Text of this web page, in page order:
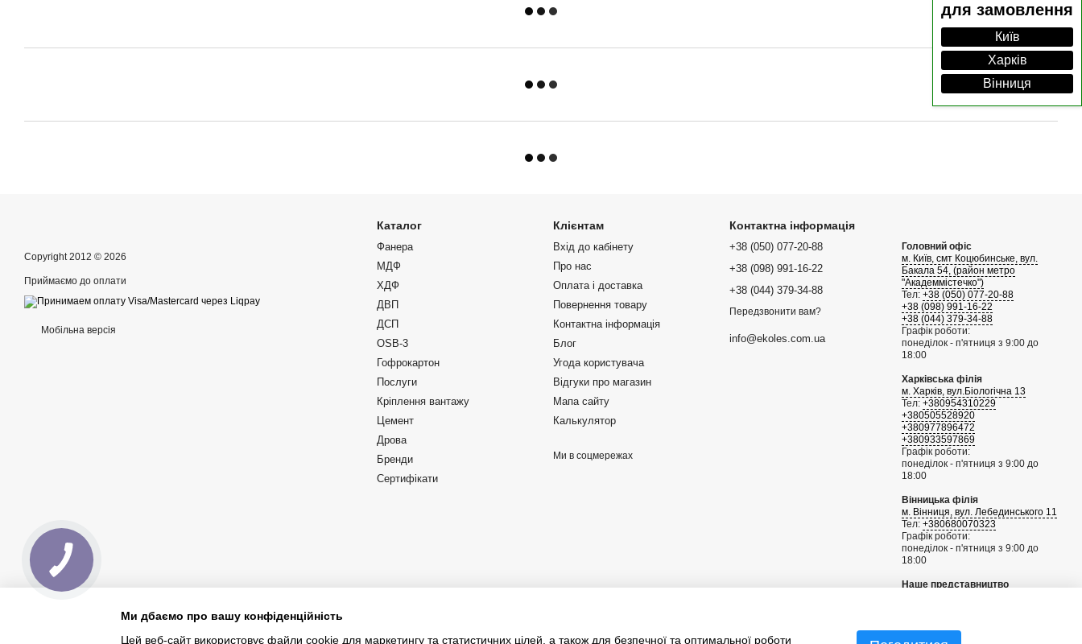
для замовлення
Київ
Харків
Вінниця
Copyright 2012 © 2026
Приймаємо до оплати
Мобільна версія
Каталог
Фанера
МДФ
ХДФ
ДВП
ДСП
OSB-3
Гофрокартон
Послуги
Кріплення вантажу
Цемент
Дрова
Бренди
Сертифікати
Клієнтам
Вхід до кабінету
Про нас
Оплата і доставка
Повернення товару
Контактна інформація
Блог
Угода користувача
Відгуки про магазин
Мапа сайту
Калькулятор
Ми в соцмережах
Контактна інформація
+38 (050) 077-20-88
+38 (098) 991-16-22
+38 (044) 379-34-88
Передзвонити вам?
info@ekoles.com.ua
Головний офіс
м. Київ, смт Коцюбинське, вул.
Бакала 54, (район метро
"Академмістечко")
Тел: +38 (050) 077-20-88
+38 (098) 991-16-22
+38 (044) 379-34-88
Графік роботи:
понеділок - п'ятниця з 9:00 до
18:00
Харківська філія
м. Харків, вул.Біологічна 13
Тел: +380954310229
+380505528920
+380977896472
+380933597869
Графік роботи:
понеділок - п'ятниця з 9:00 до
18:00
Вінницька філія
м. Вінниця, вул. Лебединського 11
Тел: +380680070323
Графік роботи:
понеділок - п'ятниця з 9:00 до
18:00
Наше представництво
info@sgknordic.com
Ми дбаємо про вашу конфіденційність
Цей веб-сайт використовує файли cookie для маркетингу та статистичних цілей, а також для безпечної та оптимальної роботи